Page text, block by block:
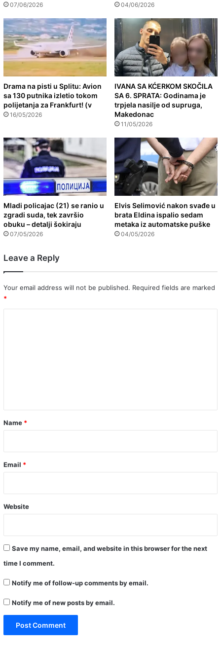
07/06/2026 04/06/2026
Drama na pisti u Splitu: Avion
sa 130 putnika izletio tokom
polijetanja za Frankfurt! (v
16/05/2026
IVANA SA KĆERKOM SKOČILA
SA 6. SPRATA: Godinama je
trpjela nasilje od supruga,
Makedonac
11/05/2026
Mladi policajac (21) se ranio u
zgradi suda, tek završio
obuku – detalji šokiraju
07/05/2026
Elvis Selimović nakon svađe u
brata Eldina ispalio sedam
metaka iz automatske puške
04/05/2026
Leave a Reply
Your email address will not be published. Required fields are marked
*
*
Name *
Email *
Website
Save my name, email, and website in this browser for the next
time I comment.
Notify me of follow-up comments by email.
Notify me of new posts by email.